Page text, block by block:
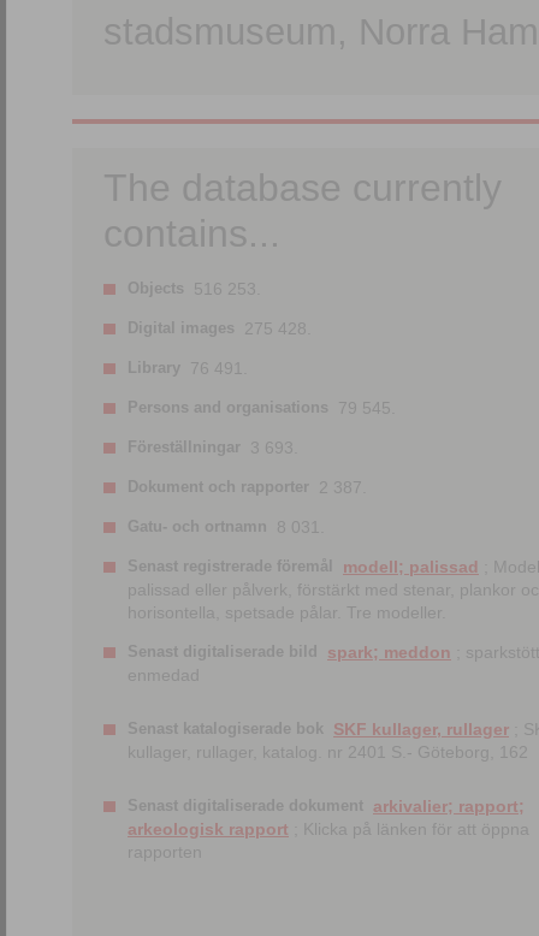
stadsmuseum, Norra
The database currently
contains...
Objects 516 253.
Digital images 275 428.
Library 76 491.
Persons and organisations 79 545.
Föreställningar 3 693.
Dokument och rapporter 2 387.
Gatu- och ortnamn 8 031.
Senast registrerade föremål modell; palissad
;
palissad eller pålverk, förstärkt med stenar, plankor
horisontella, spetsade pålar. Tre modeller.
Senast digitaliserade bild spark; meddon ;
enmedad
Senast katalogiserade bok SKF kullager, rullager ;
kullager, rullager, katalog. nr 2401 S.- Göteborg, 162
Senast digitaliserade dokument arkivalier; rapport;
arkeologisk rapport ; Klicka på länken för att öppna
rapporten